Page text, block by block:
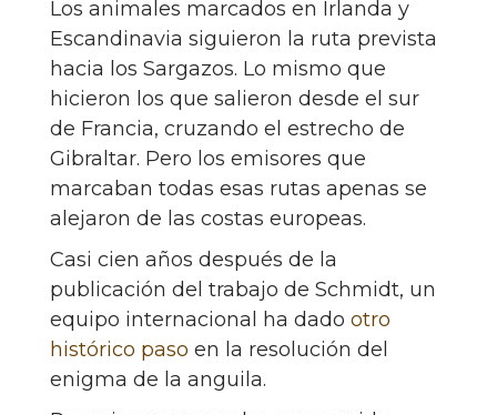
Los animales marcados en Irlanda y
Escandinavia siguieron la ruta prevista
hacia los Sargazos. Lo mismo que
hicieron los que salieron desde el sur
de Francia, cruzando el estrecho de
Gibraltar. Pero los emisores que
marcaban todas esas rutas apenas se
alejaron de las costas europeas.
Casi cien años después de la
publicación del trabajo de Schmidt, un
equipo internacional ha dado otro
histórico paso en la resolución del
enigma de la anguila.